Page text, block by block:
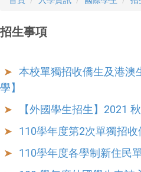
招生事項
本校單獨招收僑生及港澳
學】
【外國學生招生】2021
110學年度第2次單獨招
110學年度各學制新住民